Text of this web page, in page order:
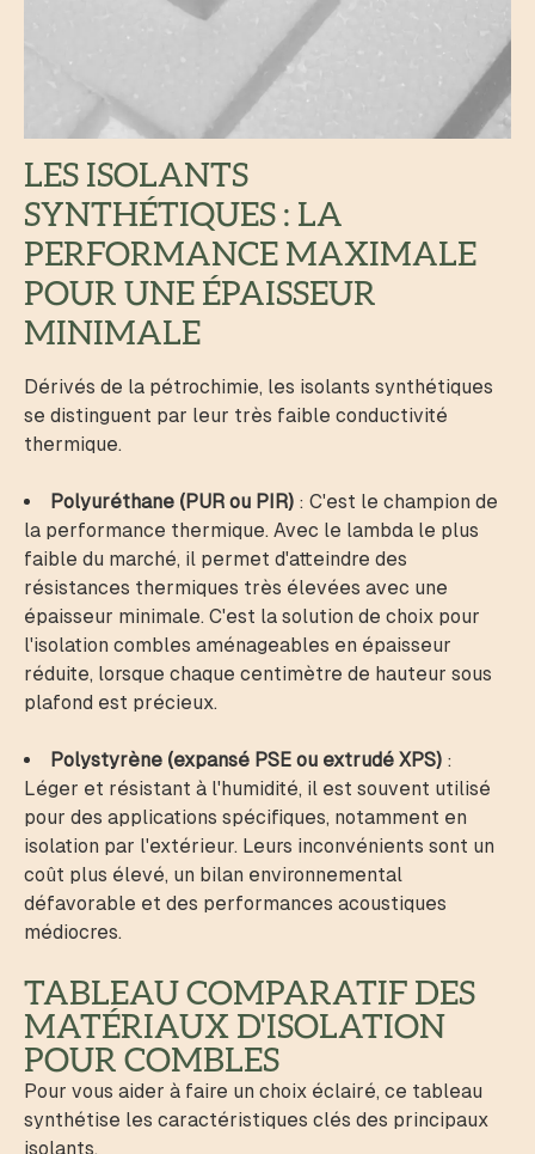
LES ISOLANTS
SYNTHÉTIQUES : LA
PERFORMANCE MAXIMALE
POUR UNE ÉPAISSEUR
MINIMALE
Dérivés de la pétrochimie, les isolants synthétiques
se distinguent par leur très faible conductivité
thermique.
Polyuréthane (PUR ou PIR) : C'est le champion de
la performance thermique. Avec le lambda le plus
faible du marché, il permet d'atteindre des
résistances thermiques très élevées avec une
épaisseur minimale. C'est la solution de choix pour
l'isolation combles aménageables en épaisseur
réduite, lorsque chaque centimètre de hauteur sous
plafond est précieux.
Polystyrène (expansé PSE ou extrudé XPS) :
Léger et résistant à l'humidité, il est souvent utilisé
pour des applications spécifiques, notamment en
isolation par l'extérieur. Leurs inconvénients sont un
coût plus élevé, un bilan environnemental
défavorable et des performances acoustiques
médiocres.
TABLEAU COMPARATIF DES
MATÉRIAUX D'ISOLATION
POUR COMBLES
Pour vous aider à faire un choix éclairé, ce tableau
synthétise les caractéristiques clés des principaux
isolants.